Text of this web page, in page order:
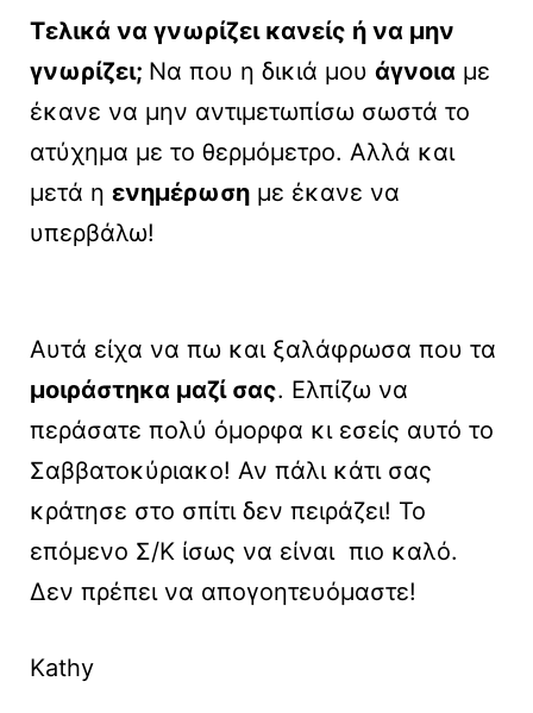
Τελικά να γνωρίζει κανείς ή να μην
γνωρίζει; Να που η δικιά μου άγνοια με
έκανε να μην αντιμετωπίσω σωστά το
ατύχημα με το θερμόμετρο. Αλλά και
μετά η ενημέρωση με έκανε να
υπερβάλω!
Αυτά είχα να πω και ξαλάφρωσα που τα
μοιράστηκα μαζί σας. Ελπίζω να
περάσατε πολύ όμορφα κι εσείς αυτό το
Σαββατοκύριακο! Αν πάλι κάτι σας
κράτησε στο σπίτι δεν πειράζει! Το
επόμενο Σ/Κ ίσως να είναι πιο καλό.
Δεν πρέπει να απογοητευόμαστε!
Kathy